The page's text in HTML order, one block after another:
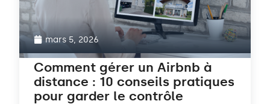
mars 5, 2026
Comment gérer un Airbnb à
distance : 10 conseils pratiques
pour garder le contrôle